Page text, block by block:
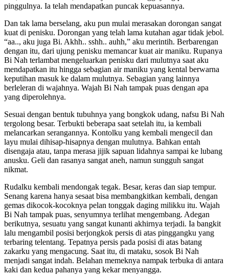
pinggulnya. Ia telah mendapatkan puncak kepuasannya.
Dan tak lama berselang, aku pun mulai merasakan dorongan sangat
kuat di penisku. Dorongan yang telah lama kutahan agar tidak jebol.
“aa.., aku juga Bi. Akhh.. sshh.. auhh,” aku merintih. Berbarengan
dengan itu, dari ujung penisku memancar kuat air maniku. Rupanya
Bi Nah terlambat mengeluarkan penisku dari mulutnya saat aku
mendapatkan itu hingga sebagian air maniku yang kental berwarna
keputihan masuk ke dalam mulutnya. Sebagian yang lainnya
berleleran di wajahnya. Wajah Bi Nah tampak puas dengan apa
yang diperolehnya.
Sesuai dengan bentuk tubuhnya yang bongkok udang, nafsu Bi Nah
tergolong besar. Terbukti beberapa saat setelah itu, ia kembali
melancarkan serangannya. Kontolku yang kembali mengecil dan
layu mulai dihisap-hisapnya dengan mulutnya. Bahkan entah
disengaja atau, tanpa merasa jijik sapuan lidahnya sampai ke lubang
anusku. Geli dan rasanya sangat aneh, namun sungguh sangat
nikmat.
Rudalku kembali mendongak tegak. Besar, keras dan siap tempur.
Senang karena hanya sesaat bisa membangkitkan kembali, dengan
gemas dikocok-kocoknya pelan tonggak daging milikku itu. Wajah
Bi Nah tampak puas, senyumnya terlihat mengembang. Adegan
berikutnya, sesuatu yang sangat kunanti akhirnya terjadi. Ia bangkit
lalu mengambil posisi berjongkok persis di atas pinggangku yang
terbaring telentang. Tepatnya persis pada posisi di atas batang
zakarku yang mengacung. Saat itu, di mataku, sosok Bi Nah
menjadi sangat indah. Belahan memeknya nampak terbuka di antara
kaki dan kedua pahanya yang kekar menyangga.